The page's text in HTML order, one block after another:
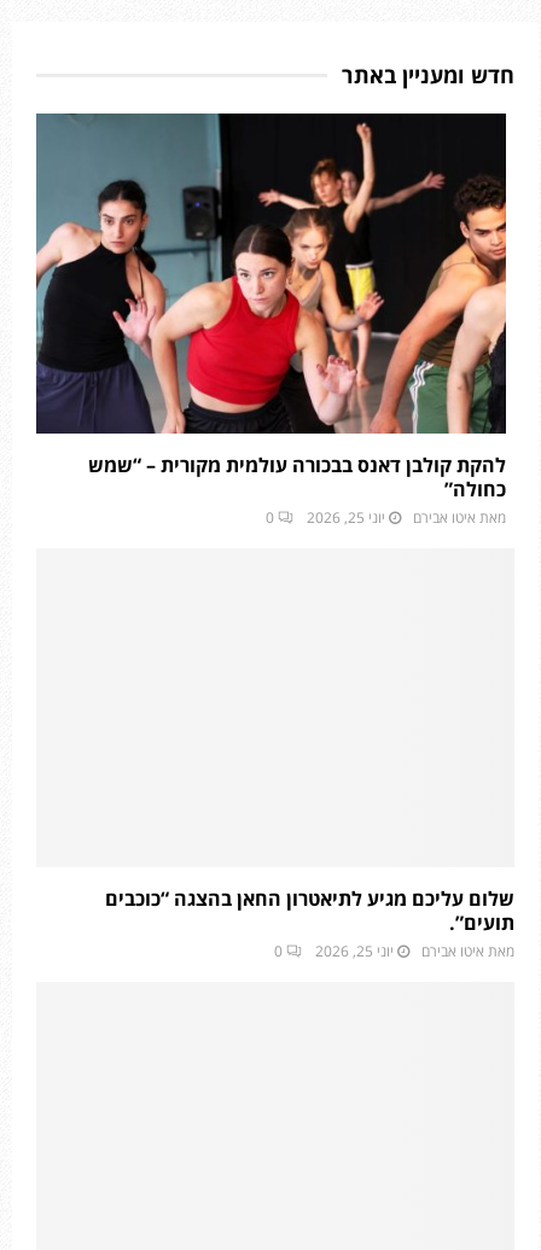
חדש ומעניין באתר
להקת קולבן דאנס בבכורה עולמית מקורית – “שמש
כחולה”
מאת איטו אבירם יוני 25, 2026 0
שלום עליכם מגיע לתיאטרון החאן בהצגה “כוכבים
תועים”.
מאת איטו אבירם יוני 25, 2026 0